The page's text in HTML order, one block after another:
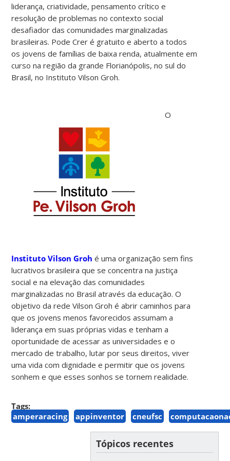
liderança, criatividade, pensamento crítico e
resolução de problemas no contexto social
desafiador das comunidades marginalizadas
brasileiras. Pode Crer é gratuito e aberto a todos
os jovens de famílias de baixa renda, atualmente em
curso na região da grande Florianópolis, no sul do
Brasil, no Instituto Vilson Groh.
O
Instituto Vilson Groh é uma organização sem fins
lucrativos brasileira que se concentra na justiça
social e na elevação das comunidades
marginalizadas no Brasil através da educação. O
objetivo da rede Vilson Groh é abrir caminhos para
que os jovens menos favorecidos assumam a
liderança em suas próprias vidas e tenham a
oportunidade de acessar as universidades e o
mercado de trabalho, lutar por seus direitos, viver
uma vida com dignidade e permitir que os jovens
sonhem e que esses sonhos se tornem realidade.
Tags:
amperaracing
appinventor cneufsc
Tópicos recentes